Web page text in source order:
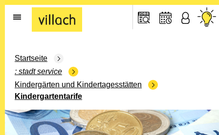
Gehe zur Startseite
Startseite
stadt service
Kindergärten und Kindertagesstätten
Kindergartentarife